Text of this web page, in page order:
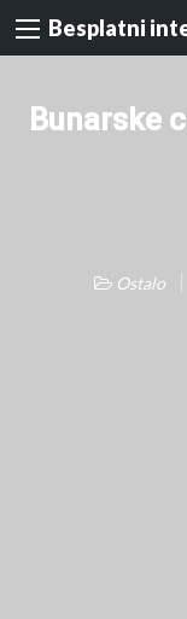
Besplatni
Bunarske
Ostalo